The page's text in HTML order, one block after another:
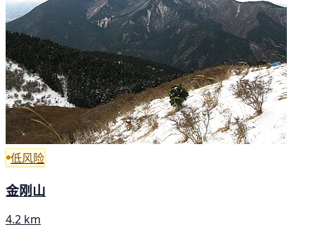
低风险
金刚山
4.2 km